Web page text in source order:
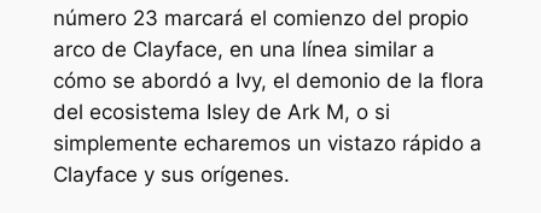
número 23 marcará el comienzo del propio
arco de Clayface, en una línea similar a
cómo se abordó a Ivy, el demonio de la flora
del ecosistema Isley de Ark M, o si
simplemente echaremos un vistazo rápido a
Clayface y sus orígenes.